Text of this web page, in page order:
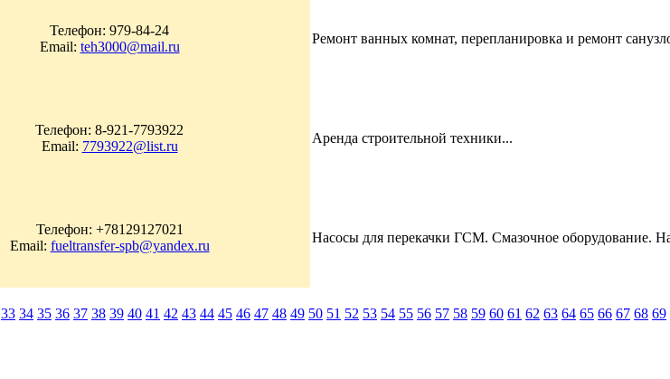
Телефон: 979-84-24
Email: teh3000@mail.ru
Ремонт ванных комнат, перепланировка и ремонт
Телефон: 8-921-7793922
Email: 7793922@list.ru
Аренда строительной техники...
Телефон: +78129127021
Email: fueltransfer-spb@yandex.ru
Насосы для перекачки ГСМ. Смазочное оборудование.
33 34 35 36 37 38 39 40 41 42 43 44 45 46 47 48 49 50 51 52 53 54 55 56 57 58 59 60 61 62 63 64 65 66 67 68 69